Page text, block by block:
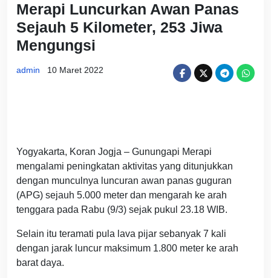
Merapi Luncurkan Awan Panas
Sejauh 5 Kilometer, 253 Jiwa
Mengungsi
admin 10 Maret 2022
Yogyakarta, Koran Jogja – Gunungapi Merapi
mengalami peningkatan aktivitas yang ditunjukkan
dengan munculnya luncuran awan panas guguran
(APG) sejauh 5.000 meter dan mengarah ke arah
tenggara pada Rabu (9/3) sejak pukul 23.18 WIB.
Selain itu teramati pula lava pijar sebanyak 7 kali
dengan jarak luncur maksimum 1.800 meter ke arah
barat daya.